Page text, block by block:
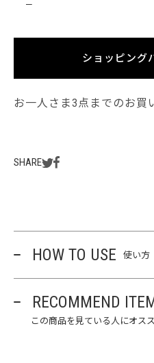
ー
ショッピング
お一人さま3点までのお買
SHARE
HOW TO USE 使い方
RECOMMEND
この商品を見ている人にオス